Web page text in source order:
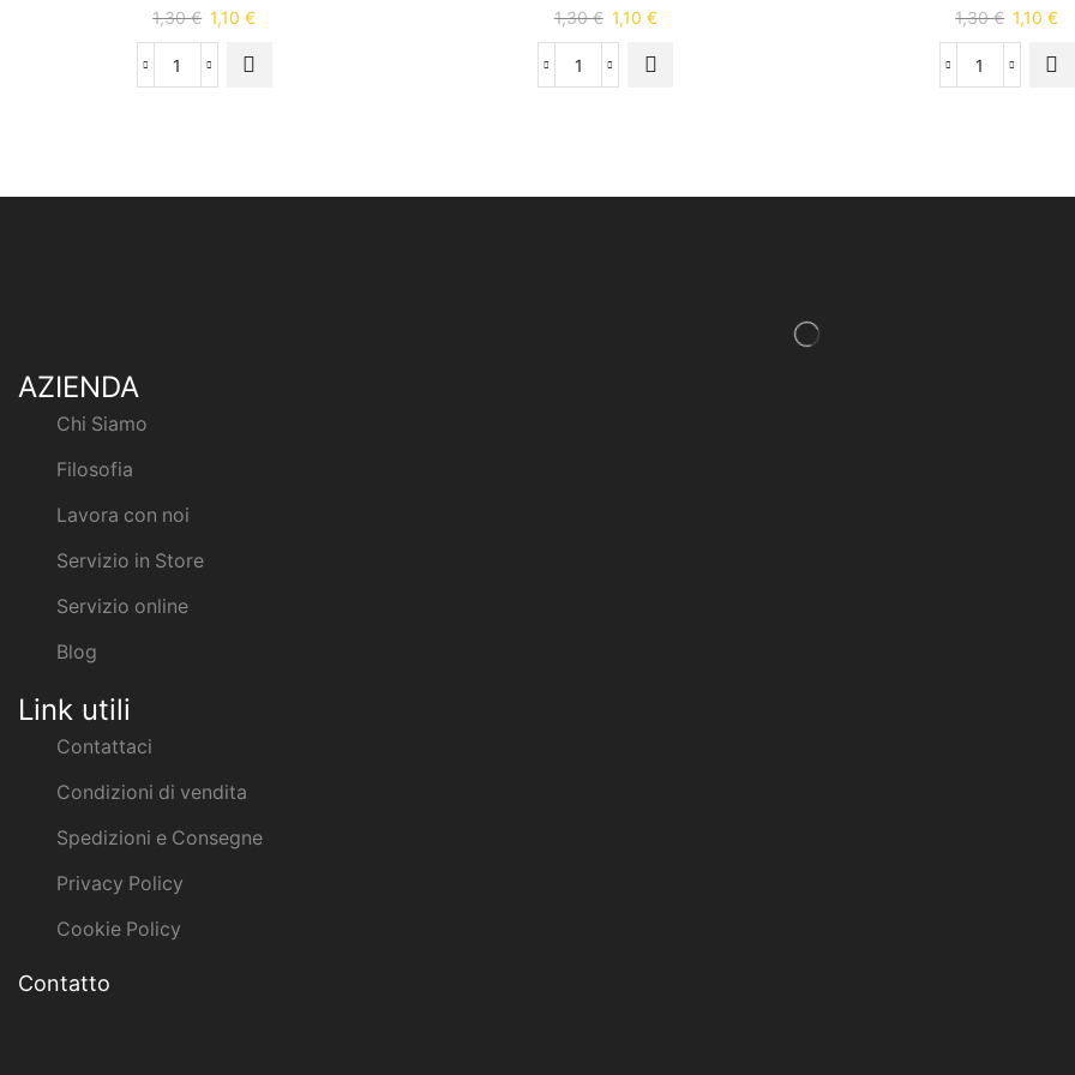
1,30€ 1,10€ 1,30€ 1,10 € 1,30€ 1,10€
AZIENDA
Chi Siamo
Filosofia
Lavora con noi
Servizio in Store
Servizio online
Blog
Link utili
Contattaci
Condizioni di vendita
Spedizioni e Consegne
Privacy Policy
Cookie Policy
Contatto